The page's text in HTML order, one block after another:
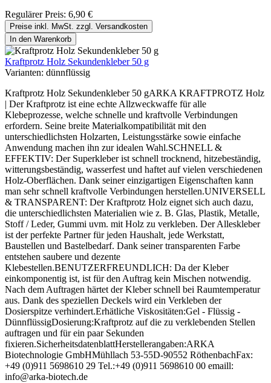
Regulärer Preis: 6,90 €
Preise inkl. MwSt. zzgl. Versandkosten
In den Warenkorb
Kraftprotz Holz Sekundenkleber 50 g
Varianten: dünnflüssig
Kraftprotz Holz Sekundenkleber 50 gARKA KRAFTPROTZ Holz
| Der Kraftprotz ist eine echte Allzweckwaffe für alle
Klebeprozesse, welche schnelle und kraftvolle Verbindungen
erfordern. Seine breite Materialkompatibilität mit den
unterschiedlichsten Holzarten, Leistungsstärke sowie einfache
Anwendung machen ihn zur idealen Wahl.SCHNELL &
EFFEKTIV: Der Superkleber ist schnell trocknend, hitzebeständig,
witterungsbeständig, wasserfest und haftet auf vielen verschiedenen
Holz-Oberflächen. Dank seiner einzigartigen Eigenschaften kann
man sehr schnell kraftvolle Verbindungen herstellen.UNIVERSELL
& TRANSPARENT: Der Kraftprotz Holz eignet sich auch dazu,
die unterschiedlichsten Materialien wie z. B. Glas, Plastik, Metalle,
Stoff / Leder, Gummi uvm. mit Holz zu verkleben. Der Alleskleber
ist der perfekte Partner für jeden Haushalt, jede Werkstatt,
Baustellen und Bastelbedarf. Dank seiner transparenten Farbe
entstehen saubere und dezente
Klebestellen.BENUTZERFREUNDLICH: Da der Kleber
einkomponentig ist, ist für den Auftrag kein Mischen notwendig.
Nach dem Auftragen härtet der Kleber schnell bei Raumtemperatur
aus. Dank des speziellen Deckels wird ein Verkleben der
Dosierspitze verhindert.Erhätliche Viskositäten:Gel - Flüssig -
DünnflüssigDosierung:Kraftprotz auf die zu verklebenden Stellen
auftragen und für ein paar Sekunden
fixieren.SicherheitsdatenblattHerstellerangaben:ARKA
Biotechnologie GmbHMühllach 53-55D-90552 RöthenbachFax:
+49 (0)911 5698610 29 Tel.:+49 (0)911 5698610 00 emaill:
info@arka-biotech.de